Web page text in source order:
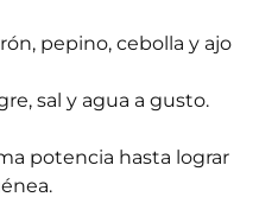
pepino, cebolla y ajo
sal y agua a gusto.
potencia hasta lograr